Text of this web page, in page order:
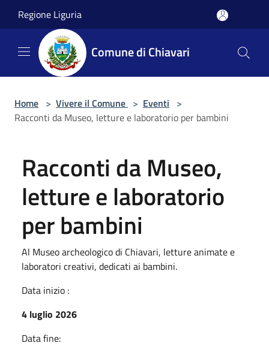
Regione Liguria
Comune di Chiavari
Home > Vivere il Comune > Eventi >
Racconti da Museo, letture e laboratorio per bambini
Racconti da Museo,
letture e laboratorio
per bambini
Al Museo archeologico di Chiavari, letture animate e
laboratori creativi, dedicati ai bambini.
Data inizio :
4 luglio 2026
Data fine: